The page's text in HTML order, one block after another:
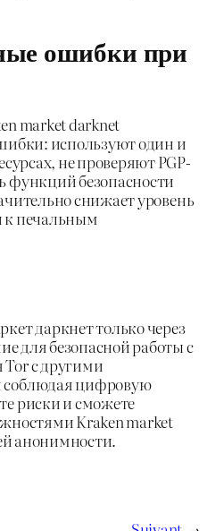
ошибки при
market darknet
используют один и
не проверяют PGP-
функций безопасности
снижает уровень
к печальным
даркнет только через
для безопасной работы с
с другими
цифровую
риски и сможете
Kraken market
анонимности.